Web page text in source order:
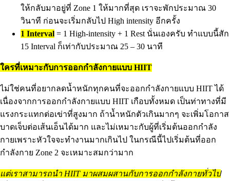
ให้กลับมาอยู่ที่ Zone 1 ให้มากที่สุด เราจะพักประมาณ 30
วินาที ก่อนจะเริ่มกลับไป High intensity อีกครั้ง
1 Interval = 1 High-intensity + 1 Rest นั่นเองครับ ทำแบบนี้สัก
15 Interval ก็เท่ากับประมาณ 25 – 30 นาที
ใครที่เหมาะกับการออกกำลังกายแบบ HIIT
ไม่ใช่คนที่อยากลดน้ำหนักทุกคนที่จะออกกำลังกายแบบ HIIT ได้
เนื่องจากการออกกำลังกายแบบ HIIT เกือบทั้งหมด เป็นท่าทางที่มี
แรงกระแทกต่อเข่าที่สูงมาก ถ้าน้ำหนักตัวเกินมากๆ จะเพิ่มโอกาส
บาดเจ็บต่อเส้นเอ็นได้มาก และไม่เหมาะกับผู้ที่เริ่มต้นออกกำลัง
กายเพราะหัวใจจะทำงานมากเกินไป ในกรณีนี้ไปเริ่มต้นที่ออก
กำลังกาย Zone 2 จะเหมาะสมกว่ามาก
แต่เราสามารถนำ HIIT มาผสมผสานกับการออกกำลังกายทั่วไป